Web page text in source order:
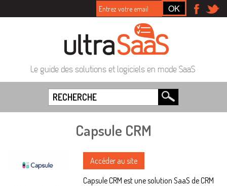
Le guide des solutions et logiciels en mode SaaS
Capsule CRM
Accéder au site
Capsule CRM est une solution SaaS de CRM